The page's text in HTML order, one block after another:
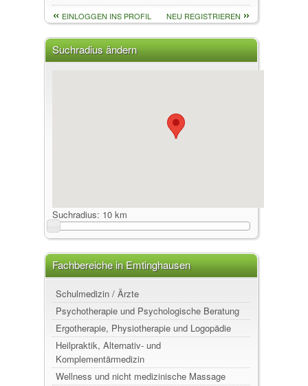
EINLOGGEN INS PROFIL NEU REGISTRIEREN
Suchradius ändern
Suchradius: 10 km
Fachbereiche in Emtinghausen
Schulmedizin / Ärzte
Psychotherapie und Psychologische Beratung
Ergotherapie, Physiotherapie und Logopädie
Heilpraktik, Alternativ- und
Komplementärmedizin
Wellness und nicht medizinische Massage